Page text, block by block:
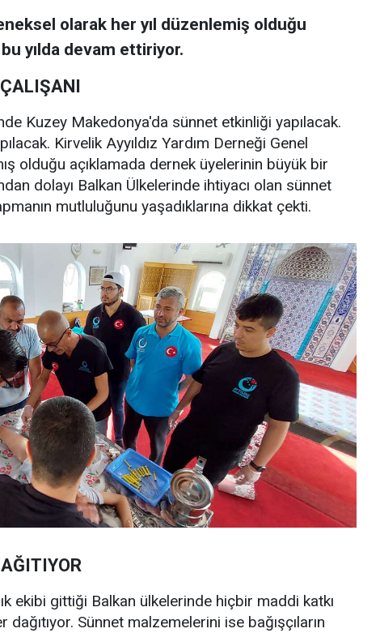
olarak her yıl düzenlemiş olduğu
yılda devam ettiriyor.
Kuzey Makedonya'da sünnet etkinliği yapılacak.
Kirvelik Ayyıldız Yardım Derneği Genel
olduğu açıklamada dernek üyelerinin büyük bir
dolayı Balkan Ülkelerinde ihtiyacı olan sünnet
mutluluğunu yaşadıklarına dikkat çekti.
ekibi gittiği Balkan ülkelerinde hiçbir maddi katkı
Sünnet malzemelerini ise bağışçıların